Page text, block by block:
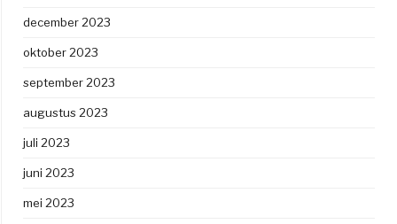
december 2023
oktober 2023
september 2023
augustus 2023
juli 2023
juni 2023
mei 2023